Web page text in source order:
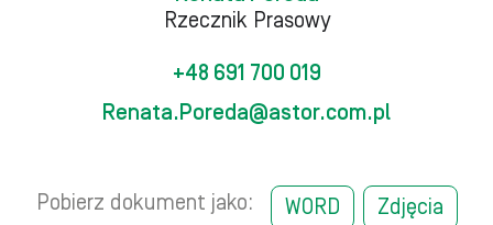
Rzecznik Prasowy
+48 691 700 019
Renata.Poreda@astor.com.pl
Pobierz dokument jako: WORD Zdjęcia